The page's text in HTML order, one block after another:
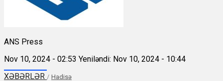
ANS Press
Nov 10, 2024 - 02:53 Yeniləndi: Nov 10, 2024 - 10:44
XƏBƏRLƏR / Hadisə